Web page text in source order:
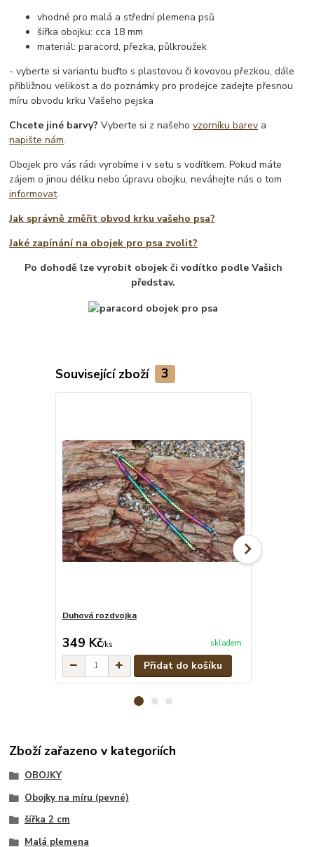
vhodné pro malá a střední plemena psů
šířka obojku: cca 18 mm
materiál: paracord, přezka, půlkroužek
- vyberte si variantu buďto s plastovou či kovovou přezkou, dále
přibližnou velikost a do poznámky pro prodejce zadejte přesnou
míru obvodu krku Vašeho pejska
Chcete jiné barvy? Vyberte si z našehovzorníku barev a
napište nám.
Obojek pro vás rádi vyrobíme i v setu s vodítkem. Pokud máte
zájem o jinou délku nebo úpravu obojku, neváhejte nás o tom
informovat.
Jak správně změřit obvod krku vašeho psa?
Jaké zapínání na obojek pro psa zvolit?
Po dohodě lze vyrobit obojek či vodítko podle Vašich
představ.
Související zboží 3
Duhová rozdvojka
349 Kč/ks skladem
Přidat do košíku
Zboží zařazeno v kategoriích
OBOJKY
Obojky na míru (pevné)
šířka 2 cm
Malá plemena